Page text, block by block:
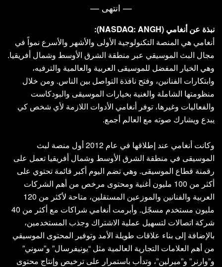
— انتهى —
نبذة عن أنغامي (NASDAQ: ANGH):
أنغامي هي المنصة التكنولوجية الأولى والأشهر والأسرع نمواً في
مجال البث الموسيقي عبر منطقة الشرق الأوسط وشمال أفريقيا.
وهي الخيار المفضل للموسيقى العربية والعالمية والترفيه،
وابتكارات الفنانين، وفتح نافذة التواصل بين الناس. ومن خلال
منظومتها الشاملة والغنية بخيارات الموسيقى والبودكاست
والفعاليات وغيرها، توفر أنغامي الأدوات اللازمة لأي شخص كي
يبدع ويشارك صوته مع العالم أجمع.
وكانت أنغامي عند إطلاقها في عام 2012 أول منصة لبث
الموسيقى في منطقة الشرق الأوسط وشمال أفريقيا تعمل على
رقمنة قطاع الموسيقى. وهي تضم اليوم أكبر قائمة تحتوي على
أكثر من 100 مليون أغنية ومحتوى مرخص من أهم الشركات
العربية والفنانين والموزعين المستقلين، متاحة لأكثر من 120
مليون مستخدم مسجّل. وأبرمت أنغامي شراكات مع أكثر من 40
شركة اتصالات لتسهيل عملية الاشتراك وجذب المستخدمين،
بالإضافة إلى بناء علاقات طويلة الأمد وتوفير المحتوى الموسيقي
من أهم العلامات التجارية العالمية مثل “يونيفرسال” و”سوني”
و”وارنر” و”ميرلين”، وتدأب باستمرار على ترخيص وإنتاج محتوى